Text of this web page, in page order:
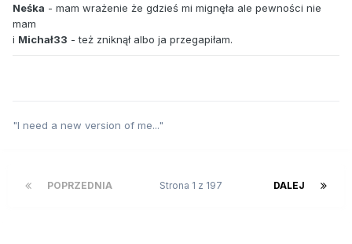
Neśka - mam wrażenie że gdzieś mi mignęła ale pewności nie
mam
i Michał33 - też zniknął albo ja przegapiłam.
"I need a new version of me..."
POPRZEDNIA DALEJ
Strona 1 z 197